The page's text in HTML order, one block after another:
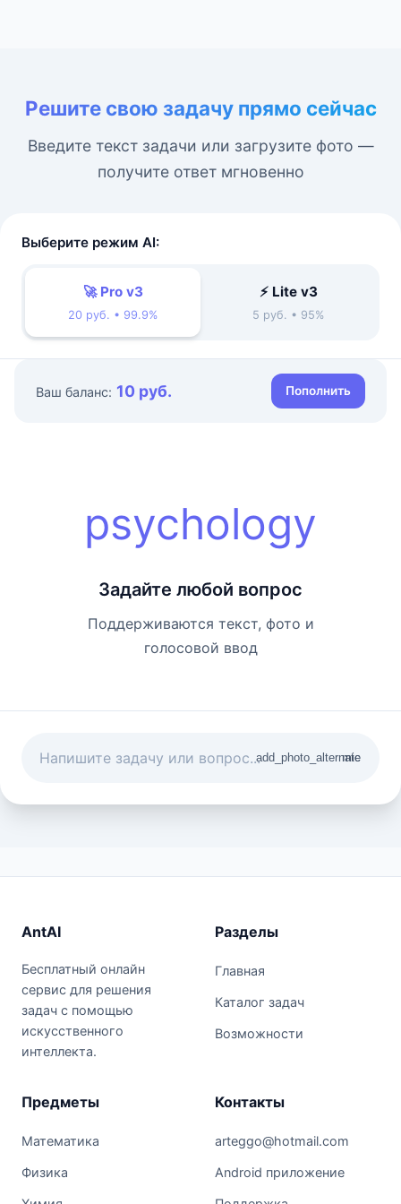
Решите свою задачу прямо сейчас
Введите текст задачи или загрузите фото —
получите ответ мгновенно
Выберите режим AI:
🚀 Pro v3
20 руб. • 99.9%
⚡ Lite v3
5 руб. • 95%
Ваш баланс: 10 руб. Пополнить
psychology
Задайте любой вопрос
Поддерживаются текст, фото и
голосовой ввод
add_photo_alternate
mic
AntAI
Бесплатный онлайн
сервис для решения
задач с помощью
искусственного
интеллекта.
Разделы
Главная
Каталог задач
Возможности
Предметы
Математика
Физика
Контакты
arteggo@hotmail.com
Android приложение